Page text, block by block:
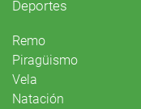
Deportes
Remo
Piragüismo
Vela
Natación